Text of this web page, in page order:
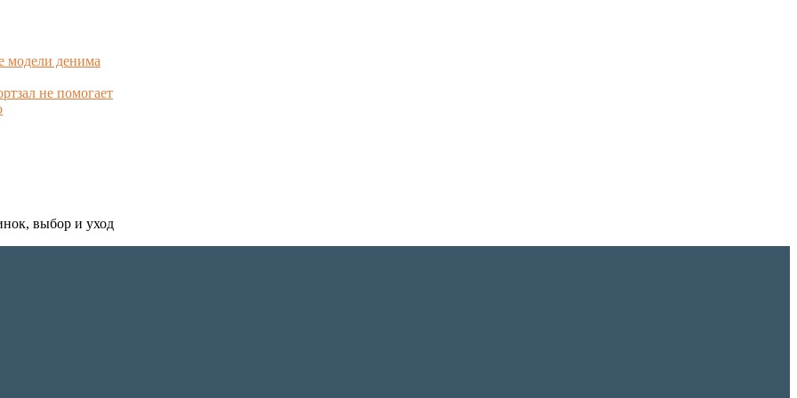
модели денима
не помогает
выбор и уход